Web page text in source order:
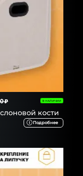
₽ В НАЛИЧИИ
кости
Подробнее